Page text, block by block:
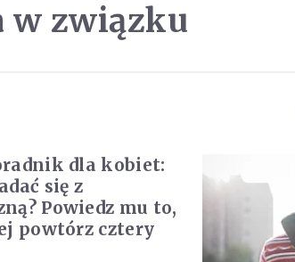
w związku
dla kobiet:
się z
Powiedz mu to,
powtórz cztery